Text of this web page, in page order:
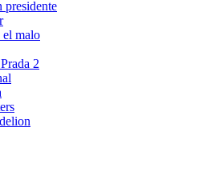
presidente
malo
2